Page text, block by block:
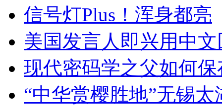
信号灯Plus！浑身都亮
美国发言人即兴用中
现代密码学之父如何
“中华赏樱胜地”无锡